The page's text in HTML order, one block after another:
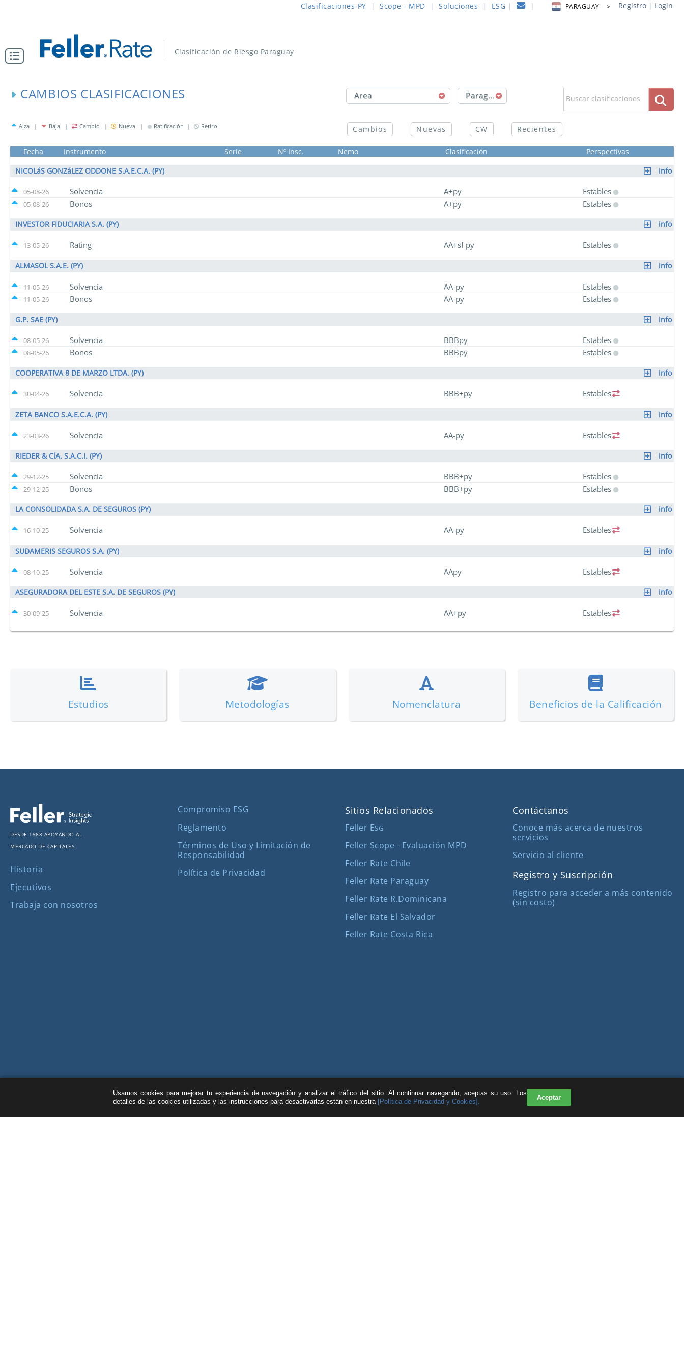
Clasificación de Riesgo Paraguay
Clasificaciones-PY |Scope - MPD |Soluciones | ESG | | PARAGUAY > Registro| Login
CAMBIOS CLASIFICACIONES Area Paraguay Buscar clasificaciones
Alza | Baja | Cambio | Nueva | Ratificación | Retiro Cambios Nuevas CW Recientes
Fecha Instrumento Serie Nº Insc. Nemo Clasificación Perspectivas
NICOLáS GONZáLEZ ODDONE S.A.E.C.A. (PY) info
05-08-26 Solvencia A+py Estables
05-08-26 Bonos A+py Estables
INVESTOR FIDUCIARIA S.A. (PY) info
13-05-26 Rating AA+sf py Estables
ALMASOL S.A.E. (PY) info
11-05-26 Solvencia AA-py Estables
11-05-26 Bonos AA-py Estables
G.P. SAE (PY) info
08-05-26 Solvencia BBBpy Estables
08-05-26 Bonos BBBpy Estables
COOPERATIVA 8 DE MARZO LTDA. (PY) info
30-04-26 Solvencia BBB+py Estables
ZETA BANCO S.A.E.C.A. (PY) info
23-03-26 Solvencia AA-py Estables
RIEDER & CíA. S.A.C.I. (PY) info
29-12-25 Solvencia BBB+py Estables
29-12-25 Bonos BBB+py Estables
LA CONSOLIDADA S.A. DE SEGUROS (PY) info
16-10-25 Solvencia AA-py Estables
SUDAMERIS SEGUROS S.A. (PY) info
08-10-25 Solvencia AApy Estables
ASEGURADORA DEL ESTE S.A. DE SEGUROS (PY) info
30-09-25 Solvencia AA+py Estables
Estudios Metodologías Nomenclatura Beneficios de la Calificación
Desde 1988 apoyando al
mercado de capitales
Historia
Ejecutivos
Trabaja con nosotros
Compromiso ESG
Reglamento
Términos de Uso y Limitación de
Responsabilidad
Política de Privacidad
Sitios Relacionados
Feller ESG
Feller Scope - Evaluación MPD
Feller Rate Chile
Feller Rate Paraguay
Feller Rate R.Dominicana
Feller Rate El Salvador
Feller Rate Costa Rica
Contáctanos
Conoce más acerca de nuestros
servicios
Servicio al cliente
Registro y Suscripción
Registro para acceder a más contenido
(sin costo)
Usamos cookies para mejorar tu experiencia de navegación y analizar el tráfico del sitio. Al continuar navegando, aceptas su uso. Los
detalles de las cookies utilizadas y las instrucciones para desactivarlas están en nuestra [Política de Privacidad y Cookies].
Aceptar